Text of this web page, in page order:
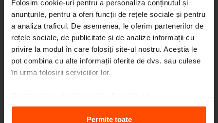
Folosim cookie-uri pentru a personaliza conținutul și
anunțurile, pentru a oferi funcții de rețele sociale și pentru
a analiza traficul. De asemenea, le oferim partenerilor de
rețele sociale, de publicitate și de analize informații cu
privire la modul în care folosiți site-ul nostru. Aceștia le
pot combina cu alte informații oferite de dvs. sau culese
în urma folosirii serviciilor lor.
vizitațiPrinciples Relating to the Processing Personal
Permite toate